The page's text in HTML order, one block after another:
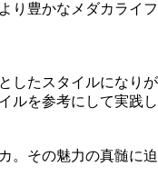
豊かなメダカライ
たスタイルになり
ルを参考にして実践
。その魅力の真髄に